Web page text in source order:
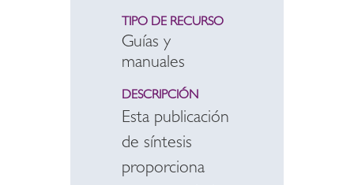
TIPO DE RECURSO
Guías y
manuales
DESCRIPCIÓN
Esta publicación
de síntesis
proporciona